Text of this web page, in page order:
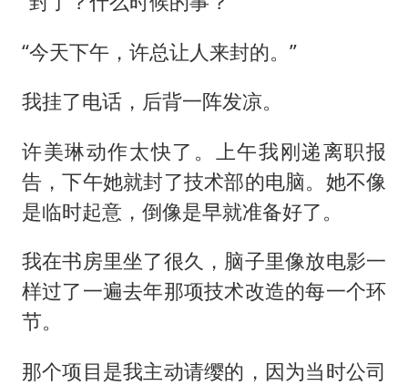
“今天下午，许总让人来封的。”
我挂了电话，后背一阵发凉。
许美琳动作太快了。上午我刚递离职报
告，下午她就封了技术部的电脑。她不像
是临时起意，倒像是早就准备好了。
我在书房里坐了很久，脑子里像放电影一
样过了一遍去年那项技术改造的每一个环
节。
那个项目是我主动请缨的，因为当时公司